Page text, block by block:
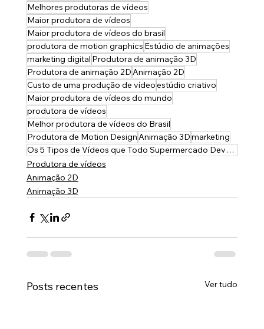
Melhores produtoras de vídeos
Maior produtora de vídeos
Maior produtora de vídeos do brasil
produtora de motion graphics Estúdio de animações
marketing digital Produtora de animação 3D
Produtora de animação 2DAnimação 2D
Custo de uma produção de vídeoestúdio criativo
Maior produtora de vídeos do mundo
produtora de vídeos
Melhor produtora de vídeos do Brasil
Produtora de Motion DesignAnimação 3Dmarketing
Os 5 Tipos de Vídeos que Todo Supermercado Deve Ter
Produtora de vídeos
Animação 2D
Animação 3D
Posts recentes Ver tudo